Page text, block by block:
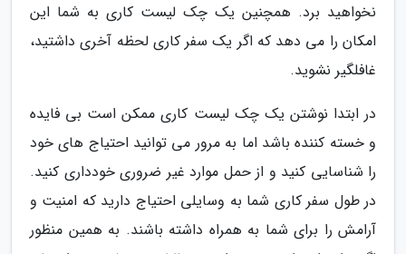
نخواهید برد. همچنین یک چک لیست کاری به شما این
امکان را می دهد که اگر یک سفر کاری لحظه آخری داشتید،
غافلگیر نشوید.
در ابتدا نوشتن یک چک لیست کاری ممکن است بی فایده
و خسته کننده باشد اما به مرور می توانید احتیاج های خود
را شناسایی کنید و از حمل موارد غیر ضروری خودداری کنید.
در طول سفر کاری شما به وسایلی احتیاج دارید که امنیت و
آرامش را برای شما به همراه داشته باشند. به همین منظور